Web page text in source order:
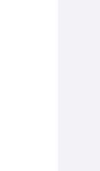
Jika
dan